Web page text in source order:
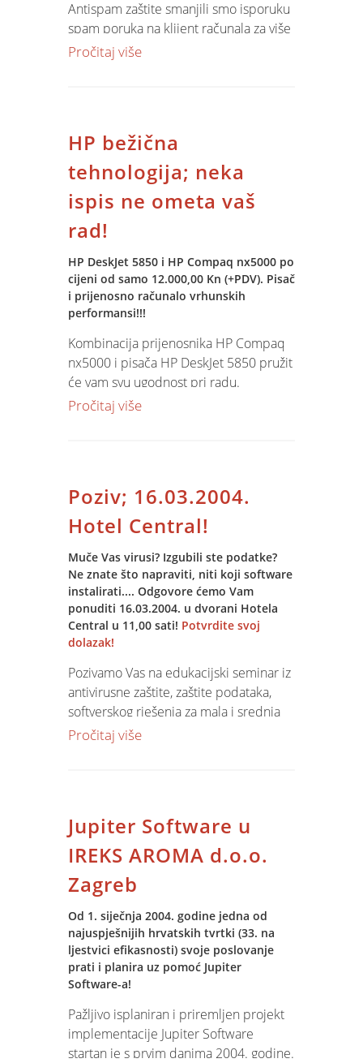
Antispam zaštite smanjili smo isporuku
spam poruka na klijent računala za više
od 60%. Nakon svih podešavanja
Pročitaj više
HP bežična
tehnologija; neka
ispis ne ometa vaš
rad!
HP DeskJet 5850 i HP Compaq nx5000 po
cijeni od samo 12.000,00 Kn (+PDV). Pisač
i prijenosno računalo vrhunskih
performansi!!!
Kombinacija prijenosnika HP Compaq
nx5000 i pisača HP DeskJet 5850 pružit
će vam svu ugodnost pri radu.
Integrirana HP bežična tehnologija
ležaju, u fotelji ili na balkonu.... Zanima
li vas više -kontaktirajte nas
Pročitaj više
Poziv; 16.03.2004.
Hotel Central!
Muče Vas virusi? Izgubili ste podatke?
Ne znate što napraviti, niti koji software
instalirati.... Odgovore ćemo Vam
ponuditi 16.03.2004. u dvorani Hotela
Central u 11,00 sati! Potvrdite svoj
dolazak!
Pozivamo Vas na edukacijski seminar iz
antivirusne zaštite, zaštite podataka,
softverskog rješenja za mala i srednja
poduzeća, te borbe pritiv softverskog
pozivamo Vas na ručak i druženje u
restoranu hotela!
Detaljnije...
Pročitaj više
Jupiter Software u
IREKS AROMA d.o.o.
Zagreb
Od 1. siječnja 2004. godine jedna od
najuspješnijih hrvatskih tvrtki (33. na
ljestvici efikasnosti) svoje poslovanje
prati i planira uz pomoć Jupiter
Software-a!
Pažljivo isplaniran i priremljen projekt
implementacije Jupiter Software
startan je s prvim danima 2004. godine.